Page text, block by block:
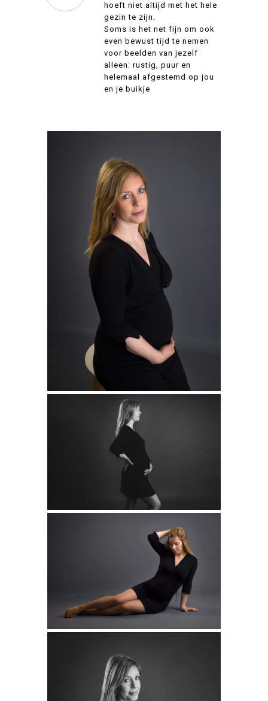
hoeft niet altijd met het hele
gezin te zijn.
Soms is het net fijn om ook
even bewust tijd te nemen
voor beelden van jezelf
alleen: rustig, puur en
helemaal afgestemd op jou
en je buikje